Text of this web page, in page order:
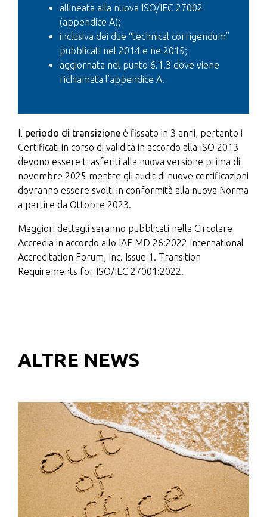
allineata alla nuova ISO/IEC 27002
(appendice A);
inclusiva dei due “technical corrigendum”
pubblicati nel 2014 e ne 2015;
aggiornata nel punto 6.1.3 dove viene
richiamata l’appendice A.
Il periodo di transizione è fissato in 3 anni, pertanto i
Certificati in corso di validità in accordo alla ISO 2013
devono essere trasferiti alla nuova versione prima di
novembre 2025 mentre gli audit di nuove certificazioni
dovranno essere svolti in conformità alla nuova Norma
a partire da Ottobre 2023.
Maggiori dettagli saranno pubblicati nella Circolare
Accredia in accordo allo IAF MD 26:2022 International
Accreditation Forum, Inc. Issue 1. Transition
Requirements for ISO/IEC 27001:2022.
ALTRE NEWS